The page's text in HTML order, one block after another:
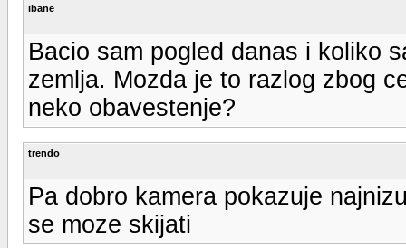
ibane
Bacio sam pogled danas i koliko
zemlja. Mozda je to razlog zbog
neko obavestenje?
trendo
Pa dobro kamera pokazuje
se moze skijati